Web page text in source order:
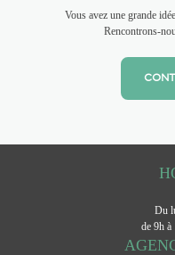
Vous avez une grande
Rencontrons-
Du
de 9h à